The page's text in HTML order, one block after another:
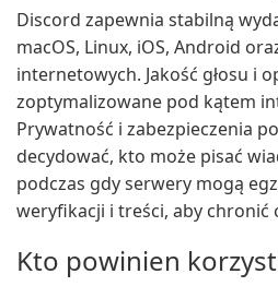
Discord zapewnia stabilną
macOS, Linux, iOS, Android
internetowych. Jakość głosu i
zoptymalizowane pod kątem
Prywatność i zabezpieczenia
decydować, kto może pisać
podczas gdy serwery mogą
weryfikacji i treści, aby chronić
Kto powinien